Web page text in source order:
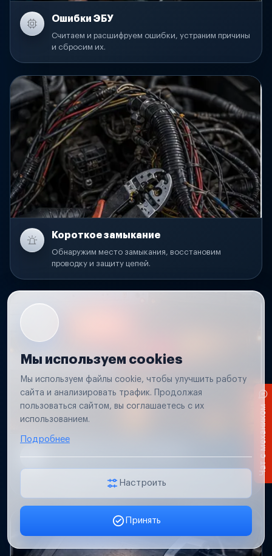
Ошибки ЭБУ
Считаем и расшифруем ошибки, устраним причины
и сбросим их.
Короткое замыкание
Обнаружим место замыкания, восстановим
проводку и защиту цепей.
Проверим проводку и разъемы, восстановим
освещение прицепа.
Мы используем cookies
Мы используем файлы cookie, чтобы улучшить работу
сайта и анализировать трафик. Продолжая
пользоваться сайтом, вы соглашаетесь с их
использованием.
Подробнее
Настроить
Принять
Заявка онлайн
Чат с механиком